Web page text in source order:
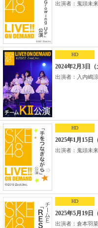
出演者：鬼頭未
HD
2024年2月3日
出演者：入内嶋
HD
2025年1月15日
出演者：鬼頭未
HD
2025年5月19日
出演者：倉本羽